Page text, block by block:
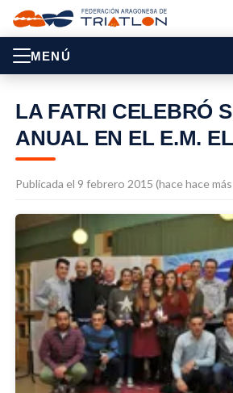
MENÚ
LA FATRI CELEBRÓ
ANUAL EN EL E.M.
Publicada el 9 febrero 2015 (hace hace